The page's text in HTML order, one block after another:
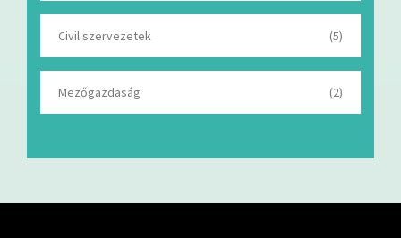
Civil szervezetek (5)
Mezőgazdaság (2)